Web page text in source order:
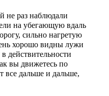
не раз наблюдали
на убегающую вдаль
сильно нагретую
хорошо видны лужи
действительности
вы движетесь по
все дальше и дальше,